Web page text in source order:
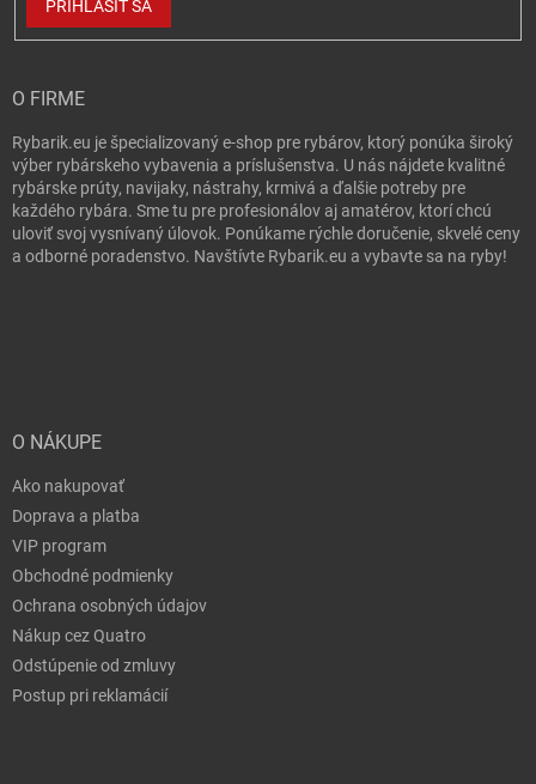
PRIHLÁSIŤ SA
O FIRME
Rybarik.eu je špecializovaný e-shop pre rybárov, ktorý ponúka široký
výber rybárskeho vybavenia a príslušenstva. U nás nájdete kvalitné
rybárske prúty, navijaky, nástrahy, krmivá a ďalšie potreby pre
každého rybára. Sme tu pre profesionálov aj amatérov, ktorí chcú
uloviť svoj vysnívaný úlovok. Ponúkame rýchle doručenie, skvelé ceny
a odborné poradenstvo. Navštívte Rybarik.eu a vybavte sa na ryby!
O NÁKUPE
Ako nakupovať
Doprava a platba
VIP program
Obchodné podmienky
Ochrana osobných údajov
Nákup cez Quatro
Odstúpenie od zmluvy
Postup pri reklamácií